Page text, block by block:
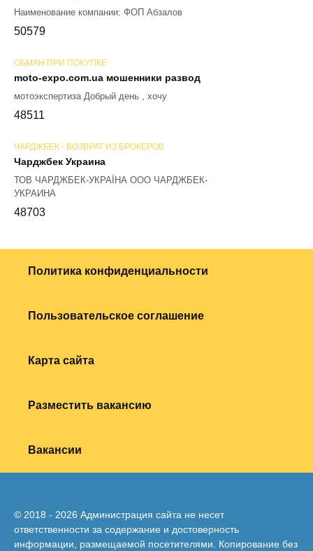
Наименование компании: ФОП Абзалов
50579
ОБМАН ПРИ ПОКУПКЕ
moto-expo.com.ua мошенники развод
мотоэкспертиза Добрый день , хочу
48511
ЧАРДЖБЕК - ВОЗВРАТ ИЗ БРОКЕРОВ
Чарджбек Украина
ТОВ ЧАРДЖБЕК-УКРАЇНА ООО ЧАРДЖБЕК-
УКРАИНА
48703
Политика конфиденциальности
Пользовательское соглашение
Карта сайта
Разместить вакансию
Вакансии
© 2018 - 2026 Администрация сайта не несет
ответственности за содержание и достоверность
информации, размещаемой посетителями. Копирование без